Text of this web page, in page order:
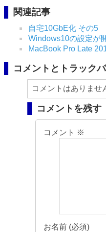
関連記事
自宅10GbE化 その5
Windows10の設定が
MacBook Pro Late
コメントとトラック
コメントはありませ
コメントを残す
コメント ※
お名前 (必須)